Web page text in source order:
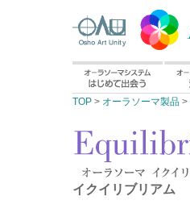
TOP > オーラソーマ製品 >
イクイリブリアム